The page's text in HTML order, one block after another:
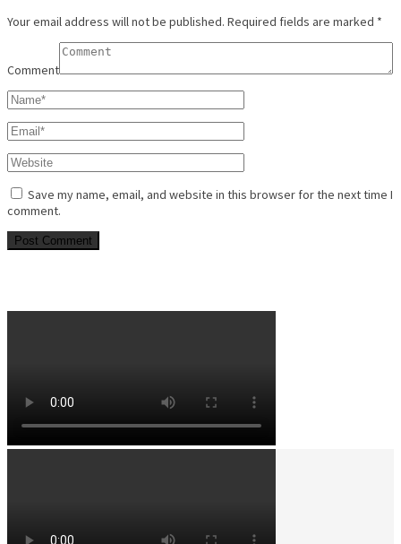
Your email address will not be published. Required fields are marked *
Comment
Save my name, email, and website in this browser for the next time I
comment.